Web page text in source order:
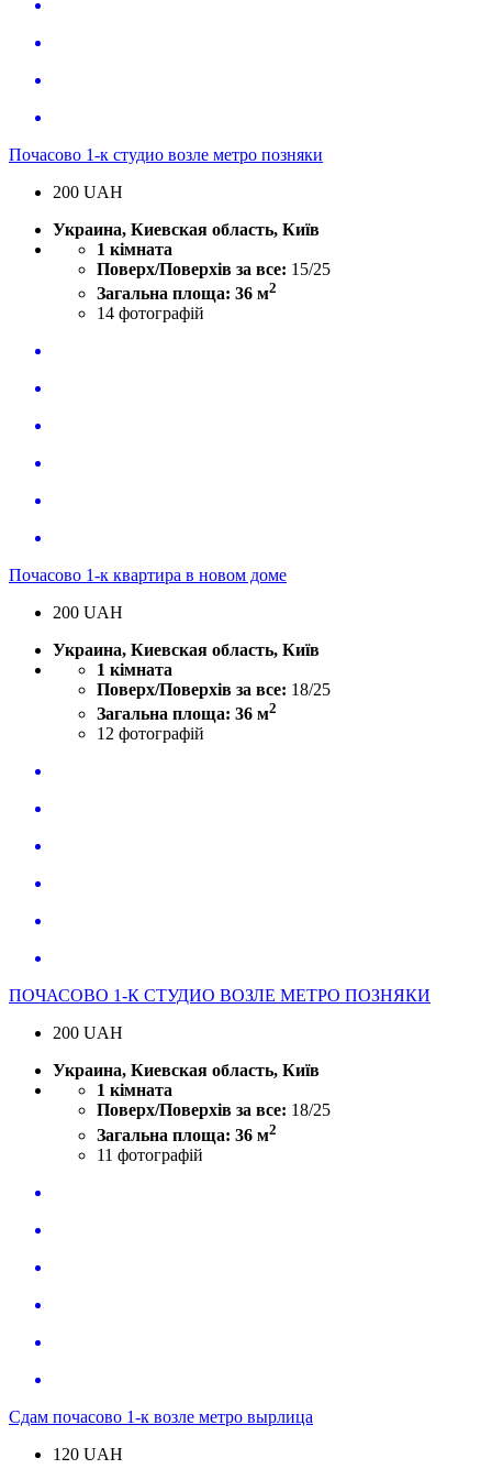
Почасово 1-к студио возле метро позняки
200 UAH
Украина, Киевская область, Київ
1 кімната
Поверх/Поверхів за все: 15/25
Загальна площа: 36 м2
14 фотографій
Почасово 1-к квартира в новом доме
200 UAH
Украина, Киевская область, Київ
1 кімната
Поверх/Поверхів за все: 18/25
Загальна площа: 36 м2
12 фотографій
ПОЧАСОВО 1-К СТУДИО ВОЗЛЕ МЕТРО ПОЗНЯКИ
200 UAH
Украина, Киевская область, Київ
1 кімната
Поверх/Поверхів за все: 18/25
Загальна площа: 36 м2
11 фотографій
Сдам почасово 1-к возле метро вырлица
120 UAH